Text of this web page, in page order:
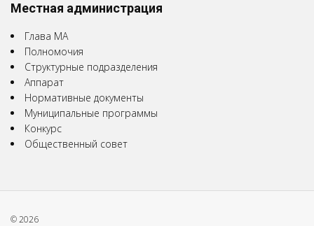
Местная администрация
Глава МА
Полномочия
Структурные подразделения
Аппарат
Нормативные документы
Муниципальные программы
Конкурс
Общественный совет
© 2026